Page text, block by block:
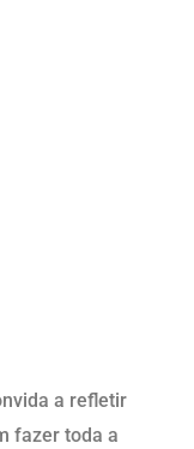
a refletir
fazer toda a